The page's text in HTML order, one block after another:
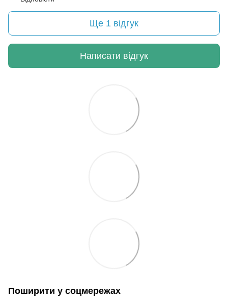
Ще 1 відгук
Написати відгук
Поширити у соцмережах